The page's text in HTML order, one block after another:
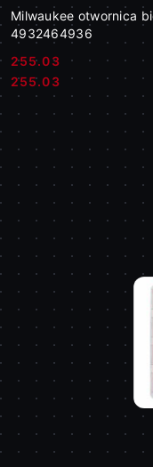
Milwaukee otwornica
4932464936
Cena:
255.03
Cena:
255.03